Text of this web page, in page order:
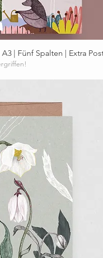
| Fünf Spalten | Extra